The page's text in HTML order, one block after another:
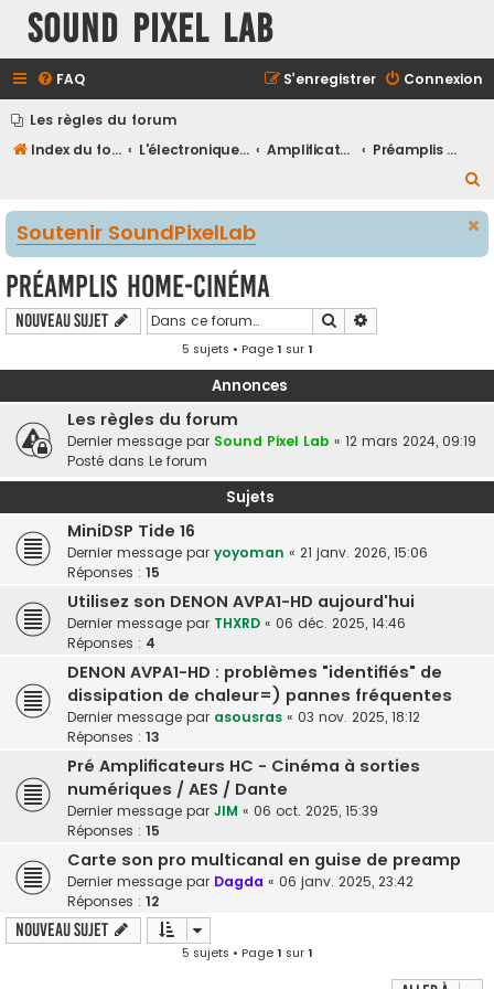
Sound Pixel Lab
FAQ Connexion
S’enregistrer
Les règles du forum
Index du forum
L'électronique audio et vidéo Amplificateurs et préamplificateurs
Préamplis Home-cinéma
e
e
Soutenir SoundPixelLab
Préamplis Home-cinéma
Nouveau sujet Rechercher
5 sujets • Page1 sur1
Annonces
Les règles du forum
Dernier message par Sound Pixel Lab « 12 mars 2024, 09:19
Posté dans Le forum
Sujets
MiniDSP Tide 16
Dernier message par yoyoman « 21 janv. 2026, 15:06
Réponses : 15
Utilisez son DENON AVPA1-HD aujourd'hui
Dernier message par THXRD « 06 déc. 2025, 14:46
Réponses : 4
DENON AVPA1-HD : problèmes "identifiés" de
dissipation de chaleur=) pannes fréquentes
Dernier message par asousras « 03 nov. 2025, 18:12
Réponses : 13
Pré Amplificateurs HC - Cinéma à sorties
numériques / AES / Dante
Dernier message par JIM « 06 oct. 2025, 15:39
Réponses : 15
Carte son pro multicanal en guise de preamp
Dernier message par Dagda « 06 janv. 2025, 23:42
Réponses : 12
Nouveau sujet
5 sujets • Page1 sur1